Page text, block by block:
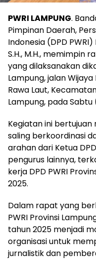
PWRI LAMPUNG.
Pimpinan Daerah,
Indonesia (DPD
S.H., M.H., memimpin
yang dilaksanakan
Lampung, jalan
Rawa Laut,
Lampung, pada Sabtu
Kegiatan ini
saling berkoordinasi
arahan dari Ketua
pengurus lainnya,
kerja DPD PWRI
2025.
Dalam rapat yang
PWRI Provinsi
tahun 2025 menjadi
organisasi untuk
jurnalistik dan